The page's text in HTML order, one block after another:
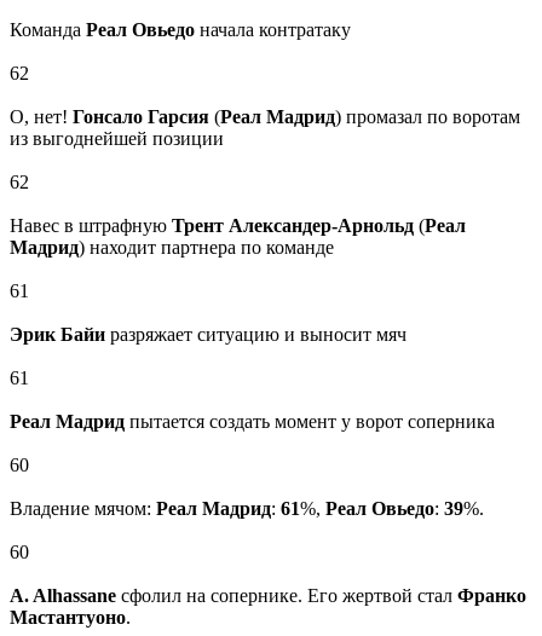
Команда Реал Овьедо начала контратаку
62
О, нет! Гонсало Гарсия (Реал Мадрид) промазал по воротам
из выгоднейшей позиции
62
Навес в штрафную Трент Александер-Арнольд (Реал
Мадрид) находит партнера по команде
61
Эрик Байи разряжает ситуацию и выносит мяч
61
Реал Мадрид пытается создать момент у ворот соперника
60
Владение мячом: Реал Мадрид: 61%, Реал Овьедо: 39%.
60
A. Alhassane сфолил на сопернике. Его жертвой стал Франко
Мастантуоно.